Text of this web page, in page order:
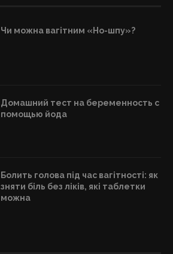
Чи можна вагітним «Но-шпу»?
Домашний тест на беременность с
помощью йода
Болить голова під час вагітності: як
зняти біль без ліків, які таблетки
можна